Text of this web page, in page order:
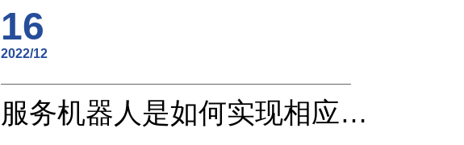
16
2022/12
服务机器人是如何实现相应的定制服务的（无线充电）